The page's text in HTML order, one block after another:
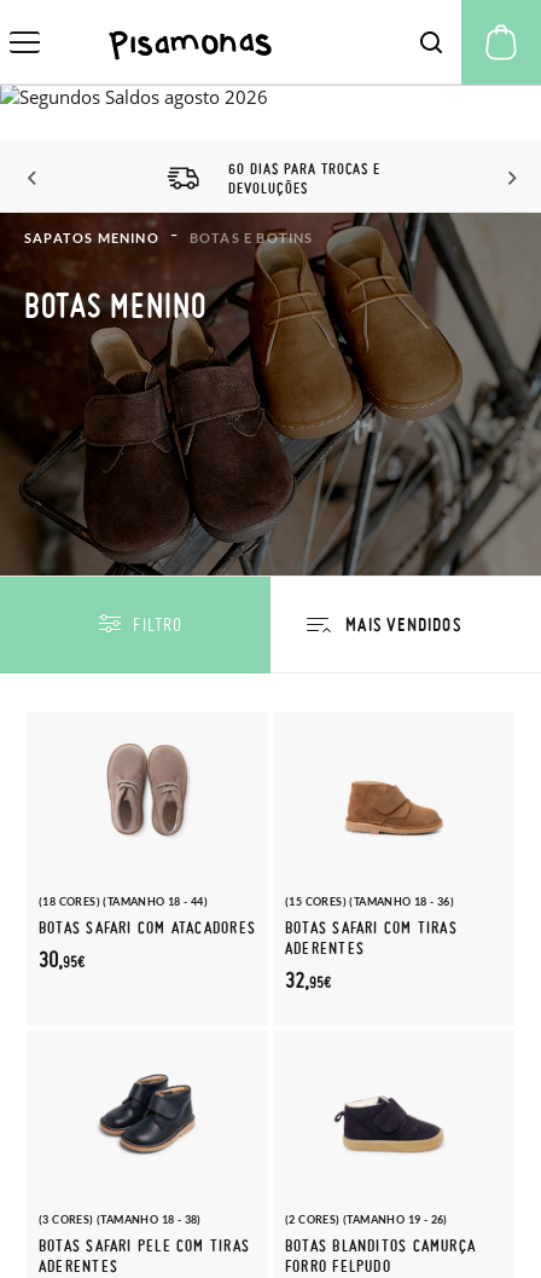
60 DIAS PARA TROCAS E
DEVOLUÇÕES
SAPATOS MENINO BOTAS E BOTINS
BOTAS MENINO
FILTRO
(18 CORES) (TAMANHO 18 - 44)
BOTAS SAFARI COM ATACADORES
30,95€
(15 CORES) (TAMANHO 18 - 36)
BOTAS SAFARI COM TIRAS
ADERENTES
32,95€
(3 CORES) (TAMANHO 18 - 38)
BOTAS SAFARI PELE COM TIRAS
ADERENTES
(2 CORES) (TAMANHO 19 - 26)
BOTAS BLANDITOS CAMURÇA
FORRO FELPUDO